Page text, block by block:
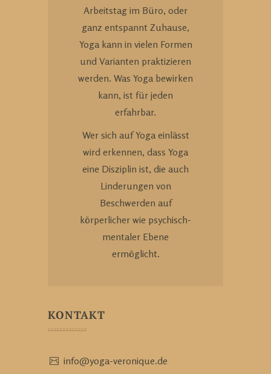
Arbeitstag im Büro, oder
ganz entspannt Zuhause,
Yoga kann in vielen Formen
und Varianten praktizieren
werden. Was Yoga bewirken
kann, ist für jeden
erfahrbar.
Wer sich auf Yoga einlässt
wird erkennen, dass Yoga
eine Disziplin ist, die auch
Linderungen von
Beschwerden auf
körperlicher wie psychisch-
mentaler Ebene
ermöglicht.
KONTAKT
info@yoga-veronique.de